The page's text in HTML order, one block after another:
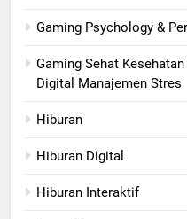
Gaming Psychology &
Gaming Sehat
Digital Manajemen Stres
Hiburan
Hiburan Digital
Hiburan Interaktif